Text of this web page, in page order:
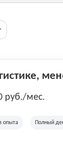
руб./мес.
опыта Полный